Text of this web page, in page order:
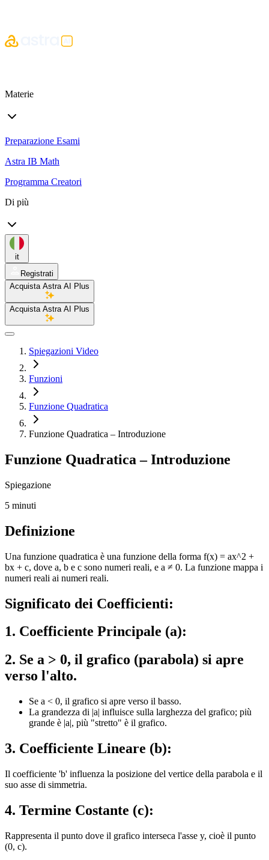
Materie
Preparazione Esami
Astra IB Math
Programma Creatori
Di più
it
Registrati
Acquista Astra AI Plus
Acquista Astra AI Plus
Spiegazioni Video
Funzioni
Funzione Quadratica
Funzione Quadratica – Introduzione
Funzione Quadratica – Introduzione
Spiegazione
5 minuti
Definizione
Una funzione quadratica è una funzione della forma f(x) = ax^2 +
bx + c, dove a, b e c sono numeri reali, e a ≠ 0. La funzione mappa i
numeri reali ai numeri reali.
Significato dei Coefficienti:
1. Coefficiente Principale (a):
2. Se a > 0, il grafico (parabola) si apre
verso l'alto.
Se a < 0, il grafico si apre verso il basso.
La grandezza di |a| influisce sulla larghezza del grafico; più
grande è |a|, più "stretto" è il grafico.
3. Coefficiente Lineare (b):
Il coefficiente 'b' influenza la posizione del vertice della parabola e il
suo asse di simmetria.
4. Termine Costante (c):
Rappresenta il punto dove il grafico interseca l'asse y, cioè il punto
(0, c).